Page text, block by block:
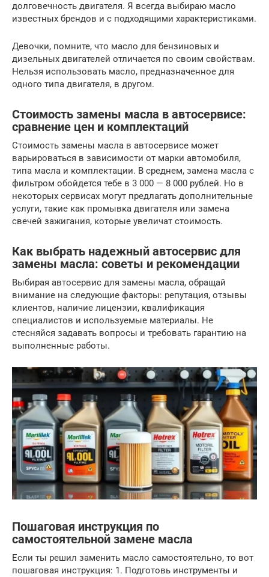
долговечность двигателя. Я всегда выбираю масло
известных брендов и с подходящими характеристиками.
Девочки, помните, что масло для бензиновых и
дизельных двигателей отличается по своим свойствам.
Нельзя использовать масло, предназначенное для
одного типа двигателя, в другом.
Стоимость замены масла в автосервисе:
сравнение цен и комплектаций
Стоимость замены масла в автосервисе может
варьироваться в зависимости от марки автомобиля,
типа масла и комплектации. В среднем, замена масла с
фильтром обойдется тебе в 3 000 — 8 000 рублей. Но в
некоторых сервисах могут предлагать дополнительные
услуги, такие как промывка двигателя или замена
свечей зажигания, которые увеличат стоимость.
Как выбрать надежный автосервис для
замены масла: советы и рекомендации
Выбирая автосервис для замены масла, обращай
внимание на следующие факторы: репутация, отзывы
клиентов, наличие лицензии, квалификация
специалистов и используемые материалы. Не
стесняйся задавать вопросы и требовать гарантию на
выполненные работы.
Пошаговая инструкция по
самостоятельной замене масла
Если ты решил заменить масло самостоятельно, то вот
пошаговая инструкция: 1. Подготовь инструменты и